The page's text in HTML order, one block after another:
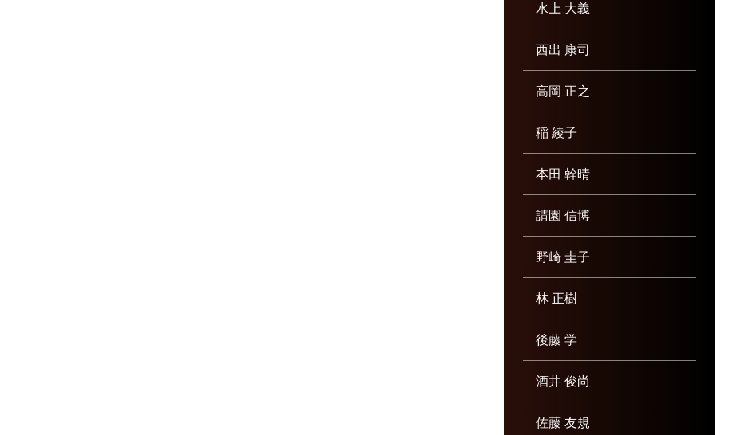
水上 大義
西出 康司
高岡 正之
稲 綾子
本田 幹晴
請園 信博
野崎 圭子
林 正樹
後藤 学
酒井 俊尚
佐藤 友規